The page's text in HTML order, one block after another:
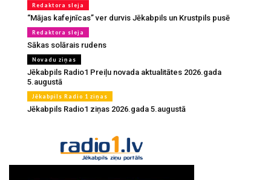
Redaktora sleja
“Mājas kafejnīcas” ver durvis Jēkabpils un Krustpils pusē
Redaktora sleja
Sākas solārais rudens
Novadu ziņas
Jēkabpils Radio1 Preiļu novada aktualitātes 2026.gada
5.augustā
Jēkabpils Radio 1 ziņas
Jēkabpils Radio1 ziņas 2026.gada 5.augustā